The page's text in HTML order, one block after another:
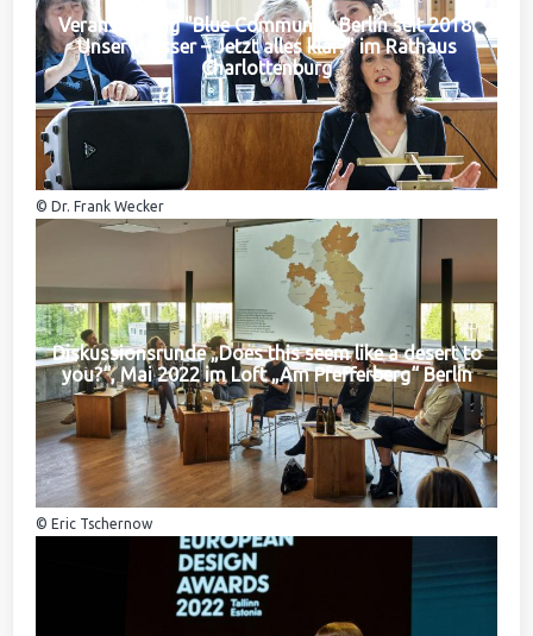
Veranstaltung "Blue Community Berlin seit 2018:
Unser Wasser – Jetzt alles klar?" im Rathaus
Charlottenburg
© Dr. Frank Wecker
Diskussionsrunde „Does this seem like a desert to
you?“, Mai 2022 im Loft „Am Pfefferberg“ Berlin
© Eric Tschernow